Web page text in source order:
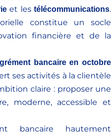
et lestélécommunications.
constitue un socle
financière et de la
bancaire en octobre
ses activités à la clientèle
claire : proposer une
moderne, accessible et
bancaire hautement